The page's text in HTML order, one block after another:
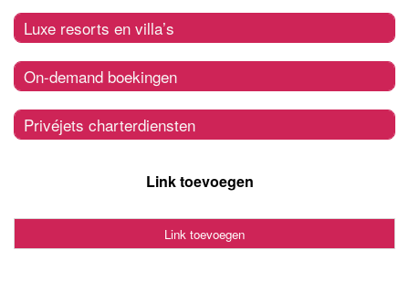
Luxe resorts en villa’s
On-demand boekingen
Privéjets charterdiensten
Link toevoegen
Link toevoegen